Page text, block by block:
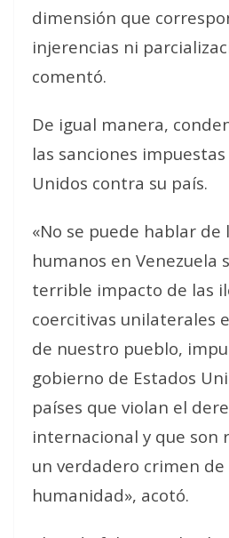
dimensión que
injerencias ni
comentó.
De igual manera,
las sanciones
Unidos contra su país.
«No se puede hablar de
humanos en Venezuela
terrible impacto de las
coercitivas unilaterales
de nuestro pueblo,
gobierno de Estados
países que violan el
internacional y que son
un verdadero crimen de
humanidad», acotó.